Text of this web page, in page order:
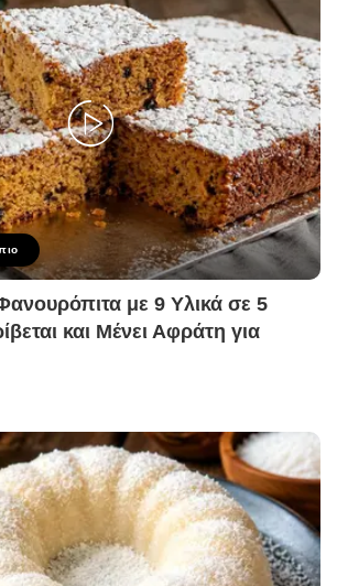
με 9 Υλικά σε 5
και Μένει Αφράτη για